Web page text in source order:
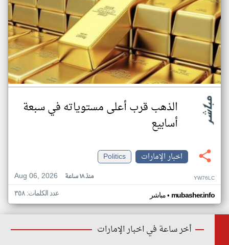
الذهب قرب أعلى مستوياته في سبعة
أسابيع
اخبار الإمارات
Politics
Aug 06, 2026
منذ ١٨ ساعة YW76LC
مباشر• mubasher.info عدد الكلمات: ٣٥٨
أخر ساعة في اخبار الإمارات